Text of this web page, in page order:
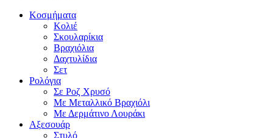
Κοσμήματα
Κολιέ
Σκουλαρίκια
Βραχιόλια
Δαχτυλίδια
Σετ
Ρολόγια
Σε Ροζ Χρυσό
Με Μεταλλικό Βραχιόλι
Με Δερμάτινο Λουράκι
Αξεσουάρ
Στυλό